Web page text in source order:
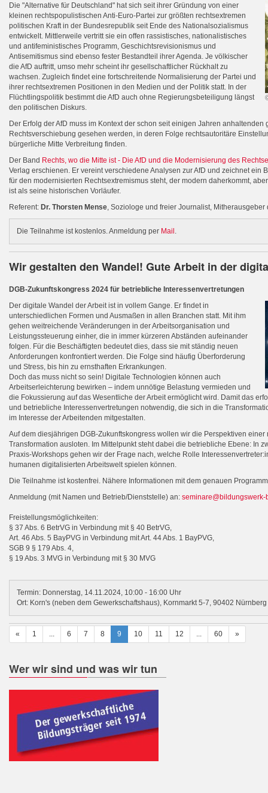
Die "Alternative für Deutschland" hat sich seit ihrer Gründung von einer
kleinen rechtspopulistischen Anti-Euro-Partei zur größten rechtsextremen
politischen Kraft in der Bundesrepublik seit Ende des Nationalsozialismus
entwickelt. Mittlerweile vertritt sie ein offen rassistisches, nationalistisches
und antifeministisches Programm, Geschichtsrevisionismus und
Antisemitismus sind ebenso fester Bestandteil ihrer Agenda. Je völkischer
die AfD auftritt, umso mehr scheint ihr gesellschaftlicher Rückhalt zu
wachsen. Zugleich findet eine fortschreitende Normalisierung der Partei und
ihrer rechtsextremen Positionen in den Medien und der Politik statt. In der
Flüchtlingspolitik bestimmt die AfD auch ohne Regierungsbeteiligung längst
den politischen Diskurs.
Der Erfolg der AfD muss im Kontext der schon seit einigen Jahren anhaltenden
Rechtsverschiebung gesehen werden, in deren Folge rechtsautoritäre
bürgerliche Mitte Verbreitung finden.
Der Band Rechts, wo die Mitte ist - Die AfD und die Modernisierung des
Verlag erschienen. Er vereint verschiedene Analysen zur AfD und zeichnet ein
für den modernisierten Rechtsextremismus steht, der modern daherkommt,
ist als seine historischen Vorläufer.
Referent: Dr. Thorsten Mense , Soziologe und freier Journalist, Mitherausgeber
Die Teilnahme ist kostenlos. Anmeldung per Mail
Wir gestalten den Wandel! Gute Arbeit in der
DGB-Zukunftskongress 2024 für betriebliche Interessenvertretungen
Der digitale Wandel der Arbeit ist in vollem Gange. Er findet in
unterschiedlichen Formen und Ausmaßen in allen Branchen statt. Mit ihm
gehen weitreichende Veränderungen in der Arbeitsorganisation und
Leistungssteuerung einher, die in immer kürzeren Abständen aufeinander
folgen. Für die Beschäftigten bedeutet dies, dass sie mit ständig neuen
Anforderungen konfrontiert werden. Die Folge sind häufig Überforderung
und Stress, bis hin zu ernsthaften Erkrankungen.
Doch das muss nicht so sein! Digitale Technologien können auch
Arbeitserleichterung bewirken – indem unnötige Belastung vermieden und
die Fokussierung auf das Wesentliche der Arbeit ermöglicht wird. Damit das
und betriebliche Interessenvertretungen notwendig, die sich in die
im Interesse der Arbeitenden mitgestalten.
Auf dem diesjährigen DGB-Zukunftskongress wollen wir die Perspektiven einer
Transformation ausloten. Im Mittelpunkt steht dabei die betriebliche Ebene: In
Praxis-Workshops gehen wir der Frage nach, welche Rolle
humanen digitalisierten Arbeitswelt spielen können.
Die Teilnahme ist kostenfrei. Nähere Informationen mit dem genauen
Anmeldung (mit Namen und Betrieb/Dienststelle) an: seminare@bildungswerk-
Freistellungsmöglichkeiten:
§ 37 Abs. 6 BetrVG in Verbindung mit § 40 BetrVG,
Art. 46 Abs. 5 BayPVG in Verbindung mit Art. 44 Abs. 1 BayPVG,
SGB 9 § 179 Abs. 4,
§ 19 Abs. 3 MVG in Verbindung mit § 30 MVG
Termin: Donnerstag, 14.11.2024, 10:00 - 16:00 Uhr
Ort: Korn's (neben dem Gewerkschaftshaus), Kornmarkt 5-7, 90402 Nürnberg
« 1 ... 6 7 8 9 10 11 12 ... 60 »
Wer wir sind und was wir tun